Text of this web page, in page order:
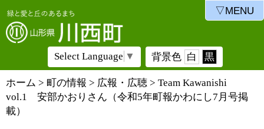
Select Language ▼ 背景色 白 黒
ホーム > 町の情報 > 広報・広聴 > Team Kawanishi
vol.1 安部かおりさん（令和5年町報かわにし7月号掲
載）
▽MENU